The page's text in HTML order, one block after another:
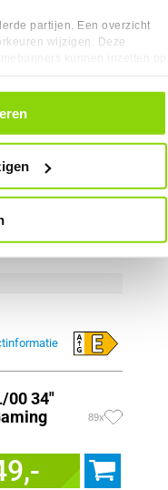
partijen. Een overzicht
wijzigen. Deze
altijd intrekken, dit doe je
op ‘Cookievoorkeuren’
00 34"
89x